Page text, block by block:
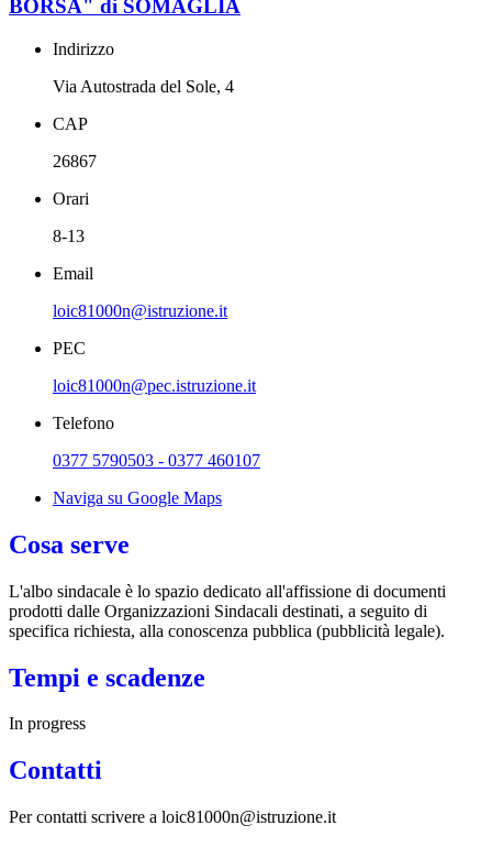
BORSA" di SOMAGLIA
Indirizzo
Via Autostrada del Sole, 4
CAP
26867
Orari
8-13
Email
loic81000n@istruzione.it
PEC
loic81000n@pec.istruzione.it
Telefono
0377 5790503 - 0377 460107
Naviga su Google Maps
Cosa serve
L'albo sindacale è lo spazio dedicato all'affissione di documenti
prodotti dalle Organizzazioni Sindacali destinati, a seguito di
specifica richiesta, alla conoscenza pubblica (pubblicità legale).
Tempi e scadenze
In progress
Contatti
Per contatti scrivere a loic81000n@istruzione.it